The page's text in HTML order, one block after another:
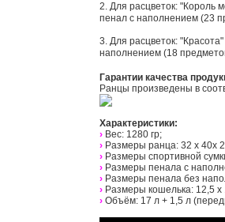
2. Для расцветок: "Король
пенал с наполнением (23
3. Для расцветок:
наполнением (18
Гарантии качества
Ранцы произведены в
Характеристики:
› Вес: 1280 гр;
› Размеры ранца: 32 х 40х
› Размеры спортивной
› Размеры пенала с
› Размеры пенала без
› Размеры кошелька: 12,5 х
› Объём: 17 л + 1,5 л